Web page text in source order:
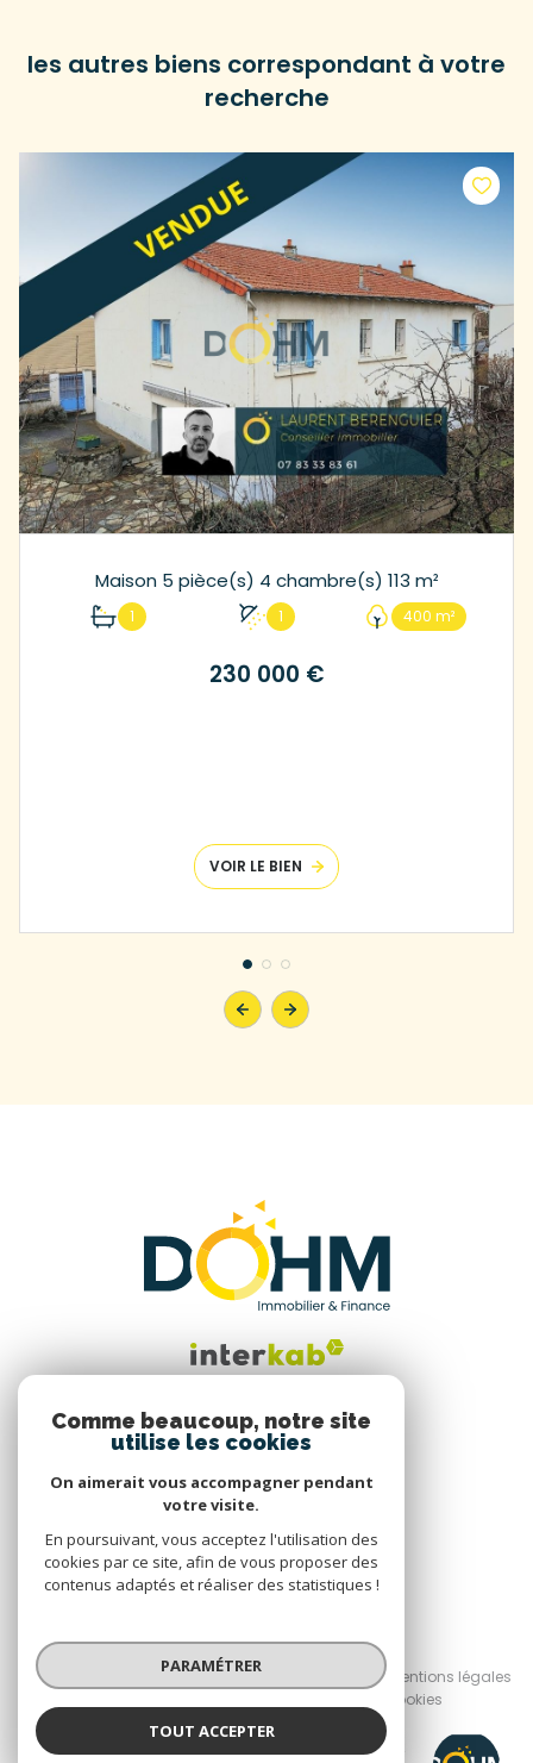
DOHM AMBERT
les autres biens correspondant à votre
recherche
Maison 5 pièce(s) 4 chambre(s) 113 m²
1 1 400 m²
230 000 €
VOIR LE BIEN
Nous suivre
© 2026 | Tous droits réservés
Nos honoraires
Nos partenaires
Mentions légales
Cookies
Comme beaucoup, notre site
utilise les cookies
On aimerait vous accompagner pendant
votre visite.
En poursuivant, vous acceptez l'utilisation des
cookies par ce site, afin de vous proposer des
contenus adaptés et réaliser des statistiques !
PARAMÉTRER
TOUT ACCEPTER